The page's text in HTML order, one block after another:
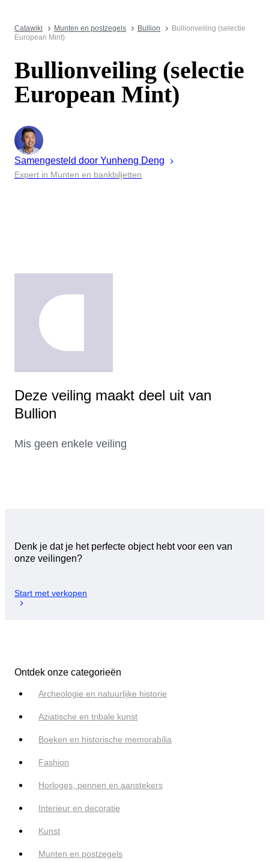
Catawiki Munten en postzegels Bullion
Bullionveiling (selectie
European Mint)
Bullionveiling (selectie
European Mint)
Samengesteld door Yunheng Deng
Expert in Munten en bankbiljetten
Deze veiling maakt deel uit van
Bullion
Mis geen enkele veiling
Denk je dat je het perfecte object hebt voor een van
onze veilingen?
Start met verkopen
Ontdek onze categorieën
Archeologie en natuurlijke historie
Aziatische en tribale kunst
Boeken en historische memorabilia
Fashion
Horloges, pennen en aanstekers
Interieur en decoratie
Kunst
Munten en postzegels